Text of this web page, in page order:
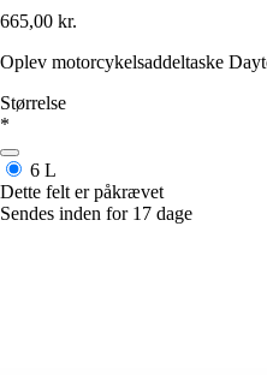
665,00 kr.
Oplev motorcykelsaddeltaske
Størrelse
*
6 L
Dette felt er påkrævet
Sendes inden for 17 dage